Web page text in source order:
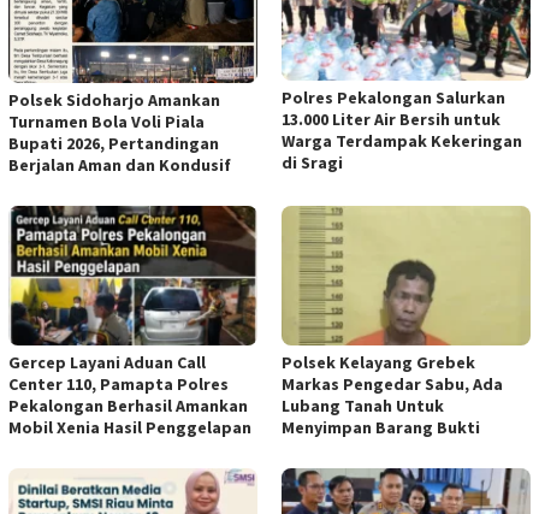
Polsek Sidoharjo Amankan
Turnamen Bola Voli Piala
Bupati 2026, Pertandingan
Berjalan Aman dan Kondusif
Polres Pekalongan Salurkan
13.000 Liter Air Bersih untuk
Warga Terdampak Kekeringan
di Sragi
Gercep Layani Aduan Call
Center 110, Pamapta Polres
Pekalongan Berhasil Amankan
Mobil Xenia Hasil Penggelapan
Polsek Kelayang Grebek
Markas Pengedar Sabu, Ada
Lubang Tanah Untuk
Menyimpan Barang Bukti